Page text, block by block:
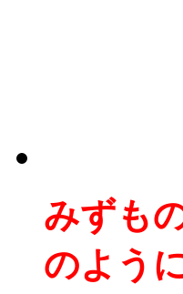
みずも
のよう